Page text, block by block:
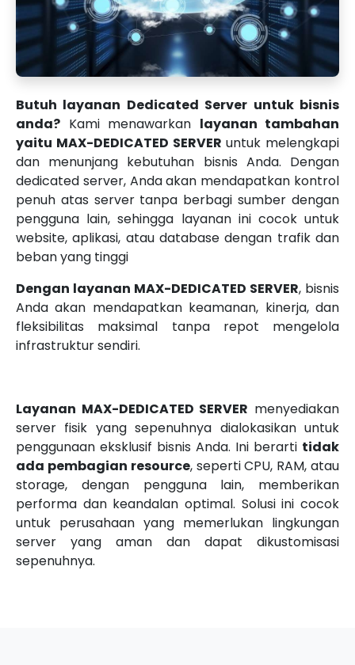
Butuh layanan Dedicated Server untuk bisnis
anda? Kami menawarkan layanan tambahan
yaitu MAX-DEDICATED SERVER untuk melengkapi
dan menunjang kebutuhan bisnis Anda. Dengan
dedicated server, Anda akan mendapatkan kontrol
penuh atas server tanpa berbagi sumber dengan
pengguna lain, sehingga layanan ini cocok untuk
website, aplikasi, atau database dengan trafik dan
beban yang tinggi
Dengan layanan MAX-DEDICATED SERVER, bisnis
Anda akan mendapatkan keamanan, kinerja, dan
fleksibilitas maksimal tanpa repot mengelola
infrastruktur sendiri.
Layanan MAX-DEDICATED SERVER menyediakan
server fisik yang sepenuhnya dialokasikan untuk
penggunaan eksklusif bisnis Anda. Ini berarti tidak
ada pembagian resource, seperti CPU, RAM, atau
storage, dengan pengguna lain, memberikan
performa dan keandalan optimal. Solusi ini cocok
untuk perusahaan yang memerlukan lingkungan
server yang aman dan dapat dikustomisasi
sepenuhnya.